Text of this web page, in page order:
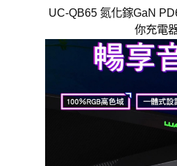
UC-QB65 氮化鎵GaN
你充電